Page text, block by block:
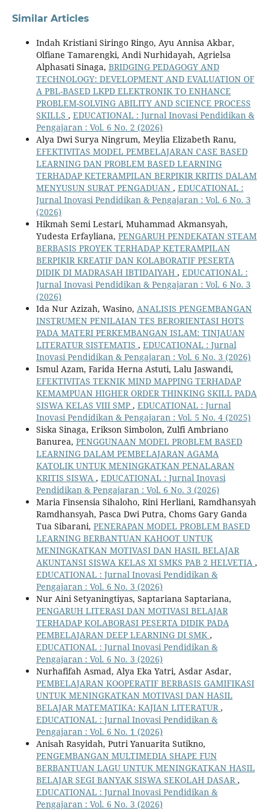
Similar Articles
Indah Kristiani Siringo Ringo, Ayu Annisa Akbar,
Olfiane Tamarengki, Andi Nurhidayah, Agrielsa
Alphasati Sinaga, BRIDGING PEDAGOGY AND
TECHNOLOGY: DEVELOPMENT AND EVALUATION OF
A PBL-BASED LKPD ELEKTRONIK TO ENHANCE
PROBLEM-SOLVING ABILITY AND SCIENCE PROCESS
SKILLS , EDUCATIONAL : Jurnal Inovasi Pendidikan &
Pengajaran : Vol. 6 No. 2 (2026)
Alya Dwi Surya Ningrum, Meylia Elizabeth Ranu,
EFEKTIVITAS MODEL PEMBELAJARAN CASE BASED
LEARNING DAN PROBLEM BASED LEARNING
TERHADAP KETERAMPILAN BERPIKIR KRITIS DALAM
MENYUSUN SURAT PENGADUAN , EDUCATIONAL :
Jurnal Inovasi Pendidikan & Pengajaran : Vol. 6 No. 3
(2026)
Hikmah Semi Lestari, Muhammad Akmansyah,
Yudesta Erfayliana, PENGARUH PENDEKATAN STEAM
BERBASIS PROYEK TERHADAP KETERAMPILAN
BERPIKIR KREATIF DAN KOLABORATIF PESERTA
DIDIK DI MADRASAH IBTIDAIYAH , EDUCATIONAL :
Jurnal Inovasi Pendidikan & Pengajaran : Vol. 6 No. 3
(2026)
Ida Nur Azizah, Wasino, ANALISIS PENGEMBANGAN
INSTRUMEN PENILAIAN TES BERORIENTASI HOTS
PADA MATERI PERKEMBANGAN ISLAM: TINJAUAN
LITERATUR SISTEMATIS , EDUCATIONAL : Jurnal
Inovasi Pendidikan & Pengajaran : Vol. 6 No. 3 (2026)
Ismul Azam, Farida Herna Astuti, Lalu Jaswandi,
EFEKTIVITAS TEKNIK MIND MAPPING TERHADAP
KEMAMPUAN HIGHER ORDER THINKING SKILL PADA
SISWA KELAS VIII SMP , EDUCATIONAL : Jurnal
Inovasi Pendidikan & Pengajaran : Vol. 5 No. 4 (2025)
Siska Sinaga, Erikson Simbolon, Zulfi Ambriano
Banurea, PENGGUNAAN MODEL PROBLEM BASED
LEARNING DALAM PEMBELAJARAN AGAMA
KATOLIK UNTUK MENINGKATKAN PENALARAN
KRITIS SISWA , EDUCATIONAL : Jurnal Inovasi
Pendidikan & Pengajaran : Vol. 6 No. 3 (2026)
Maria Finsensia Sihaloho, Rini Herliani, Ramdhansyah
Ramdhansyah, Pasca Dwi Putra, Choms Gary Ganda
Tua Sibarani, PENERAPAN MODEL PROBLEM BASED
LEARNING BERBANTUAN KAHOOT UNTUK
MENINGKATKAN MOTIVASI DAN HASIL BELAJAR
AKUNTANSI SISWA KELAS XI SMKS PAB 2 HELVETIA ,
EDUCATIONAL : Jurnal Inovasi Pendidikan &
Pengajaran : Vol. 6 No. 3 (2026)
Nur Aini Setyaningtiyas, Saptariana Saptariana,
PENGARUH LITERASI DAN MOTIVASI BELAJAR
TERHADAP KOLABORASI PESERTA DIDIK PADA
PEMBELAJARAN DEEP LEARNING DI SMK ,
EDUCATIONAL : Jurnal Inovasi Pendidikan &
Pengajaran : Vol. 6 No. 3 (2026)
Nurhafifah Asmad, Alya Eka Yatri, Asdar Asdar,
PEMBELAJARAN KOOPERATIF BERBASIS GAMIFIKASI
UNTUK MENINGKATKAN MOTIVASI DAN HASIL
BELAJAR MATEMATIKA: KAJIAN LITERATUR,
EDUCATIONAL : Jurnal Inovasi Pendidikan &
Pengajaran : Vol. 6 No. 1 (2026)
Anisah Rasyidah, Putri Yanuarita Sutikno,
PENGEMBANGAN MULTIMEDIA SHAPE FUN
BERBANTUAN LAGU UNTUK MENINGKATKAN HASIL
BELAJAR SEGI BANYAK SISWA SEKOLAH DASAR,
EDUCATIONAL : Jurnal Inovasi Pendidikan &
Pengajaran : Vol. 6 No. 3 (2026)